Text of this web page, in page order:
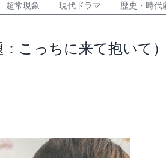
超常現象 現代ドラマ 歴史・時代
こっちに来て抱いて